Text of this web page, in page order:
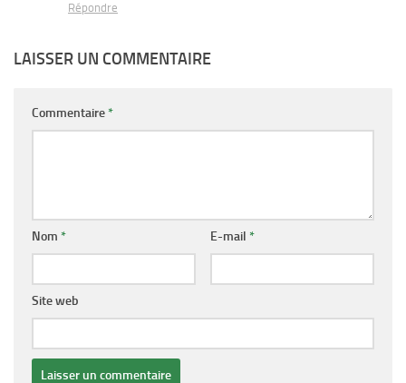
Répondre
LAISSER UN COMMENTAIRE
Commentaire*
Nom * E-mail *
Site web